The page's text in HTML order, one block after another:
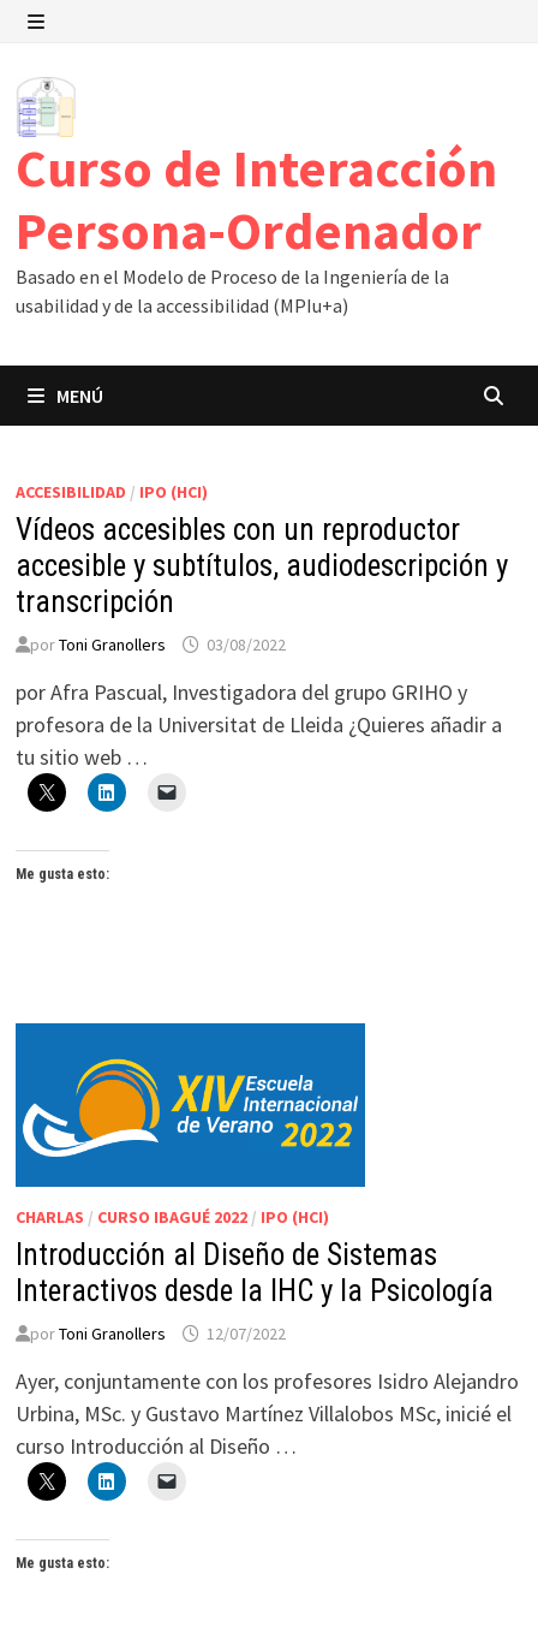
Saltar
contenido
Curso de Interacción
Persona-Ordenador
Basado en el Modelo de Proceso de la Ingeniería de la
usabilidad y de la accessibilidad (MPIu+a)
MENÚ
Blog
ACCESIBILIDAD / IPO (HCI)
Vídeos accesibles con un reproductor
accesible y subtítulos, audiodescripción y
transcripción
porToni Granollers 03/08/2022
por Afra Pascual, Investigadora del grupo GRIHO y
profesora de la Universitat de Lleida ¿Quieres añadir a
tu sitio web …
Me gusta esto:
CHARLAS / CURSO IBAGUÉ 2022/ IPO (HCI)
Introducción al Diseño de Sistemas
Interactivos desde la IHC y la Psicología
porToni Granollers 12/07/2022
Ayer, conjuntamente con los profesores Isidro Alejandro
Urbina, MSc. y Gustavo Martínez Villalobos MSc, inicié el
curso Introducción al Diseño …
Me gusta esto: